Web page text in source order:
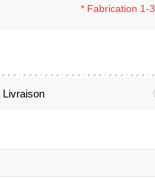
* Fabrication 1-
Livraison